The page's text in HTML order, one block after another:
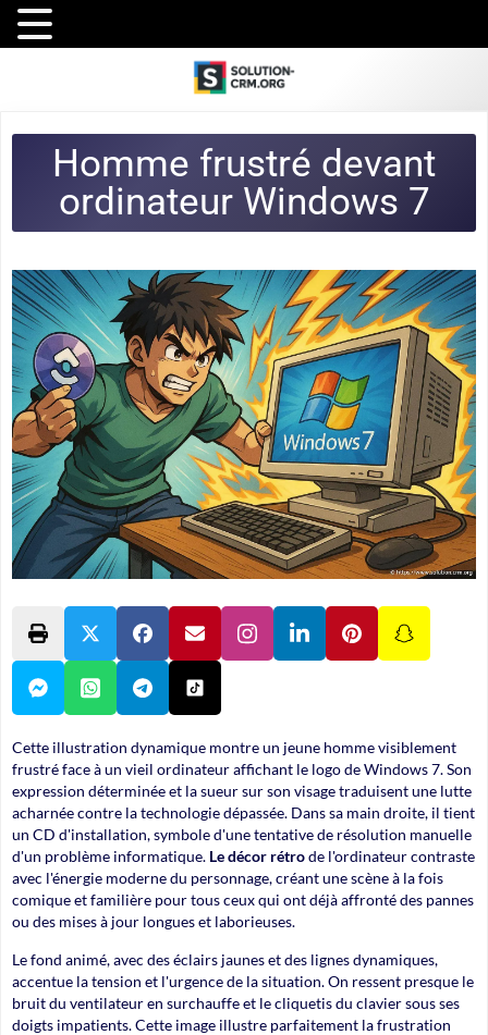
Homme frustré devant
ordinateur Windows 7
Cette illustration dynamique montre un jeune homme visiblement
frustré face à un vieil ordinateur affichant le logo de Windows 7. Son
expression déterminée et la sueur sur son visage traduisent une lutte
acharnée contre la technologie dépassée. Dans sa main droite, il tient
un CD d'installation, symbole d'une tentative de résolution manuelle
d'un problème informatique. Le décor rétrode l'ordinateur contraste
avec l'énergie moderne du personnage, créant une scène à la fois
comique et familière pour tous ceux qui ont déjà affronté des pannes
ou des mises à jour longues et laborieuses.
Le fond animé, avec des éclairs jaunes et des lignes dynamiques,
accentue la tension et l'urgence de la situation. On ressent presque le
bruit du ventilateur en surchauffe et le cliquetis du clavier sous ses
doigts impatients. Cette image illustre parfaitement la frustration